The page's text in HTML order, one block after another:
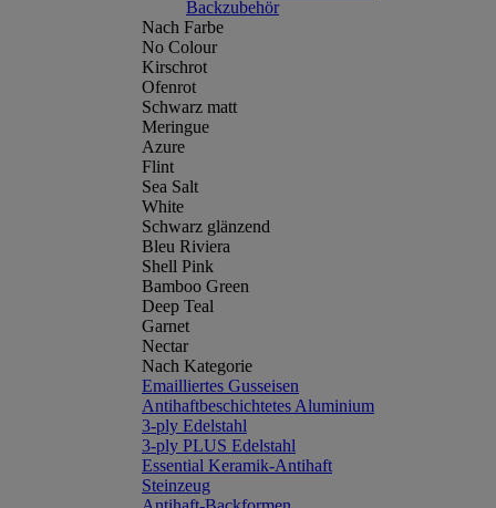
Backzubehör
Nach Farbe
No Colour
Kirschrot
Ofenrot
Schwarz matt
Meringue
Azure
Flint
Sea Salt
White
Schwarz glänzend
Bleu Riviera
Shell Pink
Bamboo Green
Deep Teal
Garnet
Nectar
Nach Kategorie
Emailliertes Gusseisen
Antihaftbeschichtetes Aluminium
3-ply Edelstahl
3-ply PLUS Edelstahl
Essential Keramik-Antihaft
Steinzeug